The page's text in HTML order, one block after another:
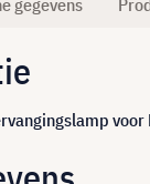
gegevens